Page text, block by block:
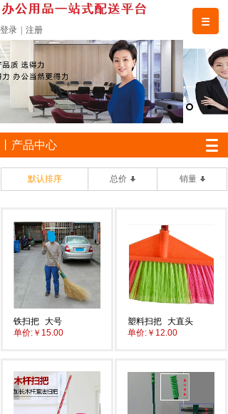
登录 注册
丨产品中心
默认排序 总价 销量
铁扫把 大号
单价: ￥15.00
塑料扫把 大直头
单价: ￥12.00